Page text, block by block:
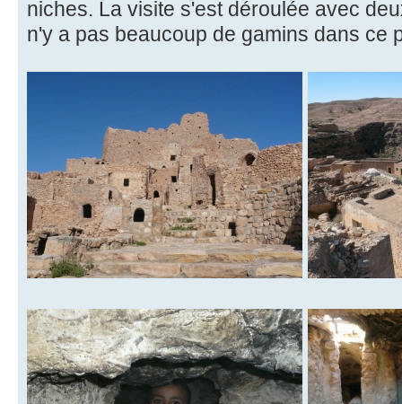
niches. La visite s'est déroulée avec
n'y a pas beaucoup de gamins dans ce